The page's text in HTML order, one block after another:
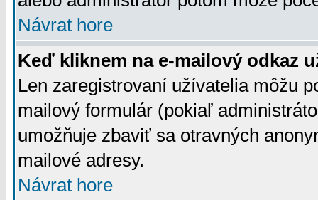
Návrat hore
Keď kliknem na e-mailový odkaz
Len zaregistrovaní užívatelia môžu
mailový formulár (pokiaľ
umožňuje zbaviť sa otravných
mailové adresy.
Návrat hore